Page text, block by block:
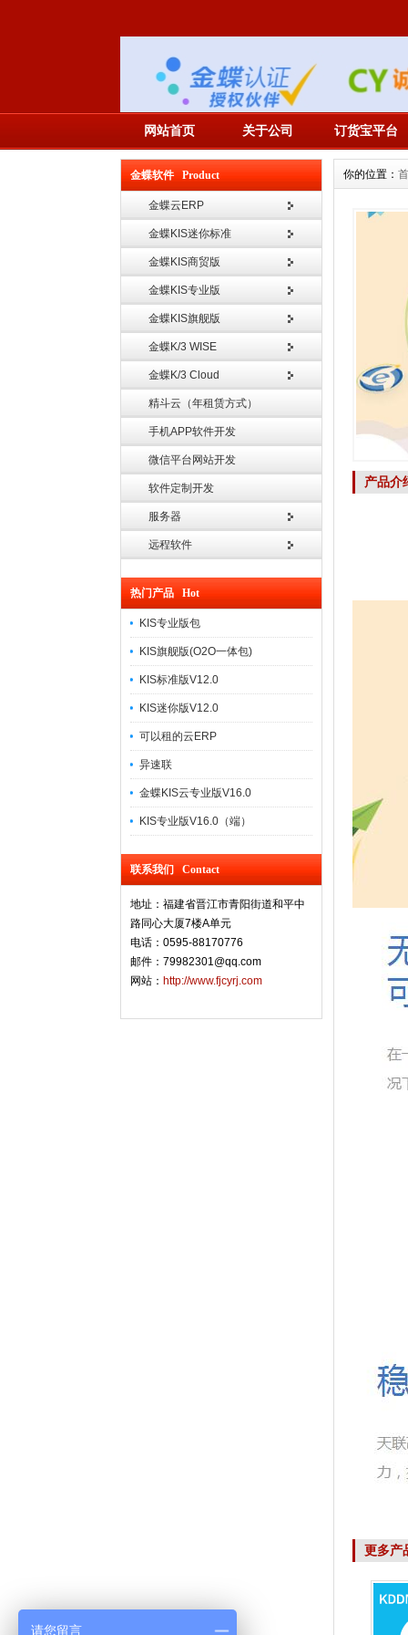
网站首页 关于公司 订货宝平台
金蝶软件 Product
金蝶云ERP
金蝶KIS迷你标准
金蝶KIS商贸版
金蝶KIS专业版
金蝶KIS旗舰版
金蝶K/3 WISE
金蝶K/3 Cloud
精斗云（年租赁方式）
手机APP软件开发
微信平台网站开发
软件定制开发
服务器
远程软件
热门产品 Hot
KIS专业版包
KIS旗舰版(O2O一体包)
KIS标准版V12.0
KIS迷你版V12.0
可以租的云ERP
异速联
金蝶KIS云专业版V16.0
KIS专业版V16.0（端）
联系我们 Contact
地址：福建省晋江市青阳街道和平中
路同心大厦7楼A单元
电话：0595-88170776
邮件：79982301@qq.com
网站： http://www.fjcyrj.com
你的位置：
产品介
更多产
请您留言